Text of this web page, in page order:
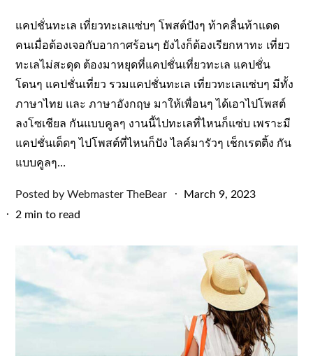
แคปชั่นทะเล เที่ยวทะเลแซ่บๆ โพสต์ปังๆ ท้าคลื่นท้าแดด
คนเมื่อต้องเจอกับอากาศร้อนๆ ยังไงก็ต้องเรียกหาทะ เที่ยว
ทะเลไม่สะดุด ต้องมาหยุดที่แคปชั่นเที่ยวทะเล แคปชั่น
โดนๆ แคปชั่นเที่ยว รวมแคปชั่นทะเล เที่ยวทะเลแซ่บๆ มีทั้ง
ภาษาไทย และ ภาษาอังกฤษ มาให้เพื่อนๆ ได้เอาไปโพสต์
ลงโซเชียล กันแบบคูลๆ งานนี้ไปทะเลที่ไหนก็แซ่บ เพราะมี
แคปชั่นเด็ดๆ ไปโพสต์ที่ไหนก็ปัง ไลค์มารัวๆ เช็กเรตติ้ง กัน
แบบคูลๆ…
Posted byWebmaster TheBear
Posted
March 9, 2023
2 min to read